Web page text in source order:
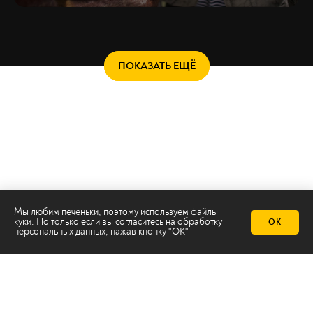
ПОКАЗАТЬ ЕЩЁ
Мы любим печеньки, поэтому используем файлы
куки. Но только если вы согласитесь на обработку
персональных данных, нажав кнопку "ОК"
ОК